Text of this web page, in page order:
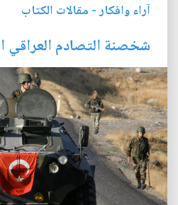
آراء وافكار- مقالات الكتاب
شخصنة التصادم العراقي